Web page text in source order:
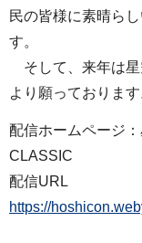
民の皆様に素晴ら
す。
そして、来年は星
より願っております
配信ホームページ
CLASSIC
配信URL
https://